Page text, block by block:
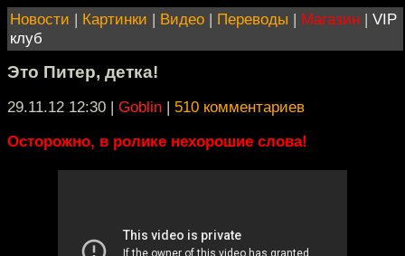
Новости | Картинки | Видео | Переводы | Магазин | VIP
клуб
Это Питер, детка!
29.11.12 12:30 | Goblin | 510 комментариев
Осторожно, в ролике нехорошие слова!